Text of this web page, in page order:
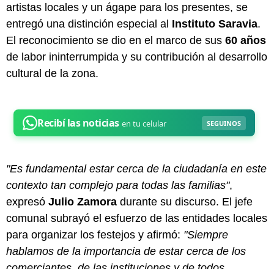
artistas locales y un ágape para los presentes, se
entregó una distinción especial al Instituto Saravia.
El reconocimiento se dio en el marco de sus 60 años
de labor ininterrumpida y su contribución al desarrollo
cultural de la zona.
"Es fundamental estar cerca de la ciudadanía en este
contexto tan complejo para todas las familias",
expresó Julio Zamora durante su discurso. El jefe
comunal subrayó el esfuerzo de las entidades locales
para organizar los festejos y afirmó: "Siempre
hablamos de la importancia de estar cerca de los